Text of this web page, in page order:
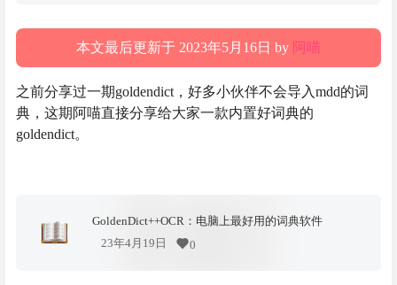
本文最后更新于 2023年5月16日 by 阿喵
之前分享过一期goldendict，好多小伙伴不会导入mdd的词
典，这期阿喵直接分享给大家一款内置好词典的
goldendict。
GoldenDict++OCR：电脑上最好用的词典软件
23年4月19日
0